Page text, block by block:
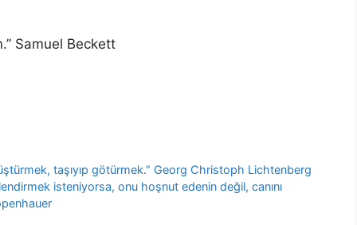
Samuel Beckett
taşıyıp götürmek.” Georg Christoph Lichtenberg
isteniyorsa, onu hoşnut edenin değil, canını